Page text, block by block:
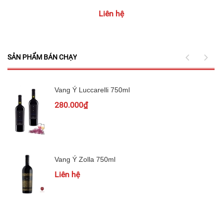
Liên hệ
SẢN PHẨM BÁN CHẠY
Vang Ý Luccarelli 750ml
280.000₫
Vang Ý Zolla 750ml
Liên hệ